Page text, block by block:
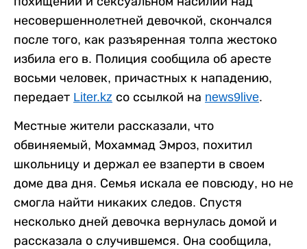
несовершеннолетней девочкой, скончался
после того, как разъяренная толпа жестоко
избила его в. Полиция сообщила об аресте
восьми человек, причастных к нападению,
передает Liter.kz со ссылкой на news9live.
Местные жители рассказали, что
обвиняемый, Мохаммад Эмроз, похитил
школьницу и держал ее взаперти в своем
доме два дня. Семья искала ее повсюду, но не
смогла найти никаких следов. Спустя
несколько дней девочка вернулась домой и
рассказала о случившемся. Она сообщила,